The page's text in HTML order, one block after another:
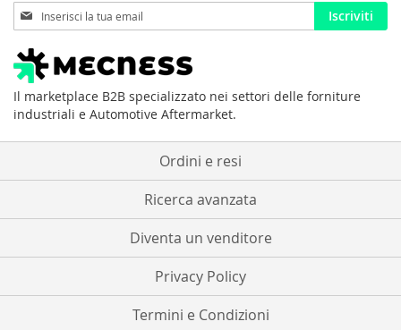
Iscriviti
alla
nostra
Newsletter:
Iscriviti
Il marketplace B2B specializzato nei settori delle forniture
industriali e Automotive Aftermarket.
Ordini e resi
Ricerca avanzata
Diventa un venditore
Privacy Policy
Termini e Condizioni